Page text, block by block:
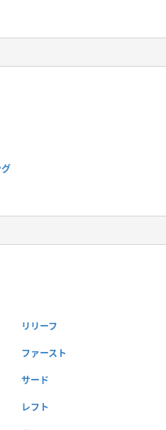
リリーフ
ファースト
サード
レフト